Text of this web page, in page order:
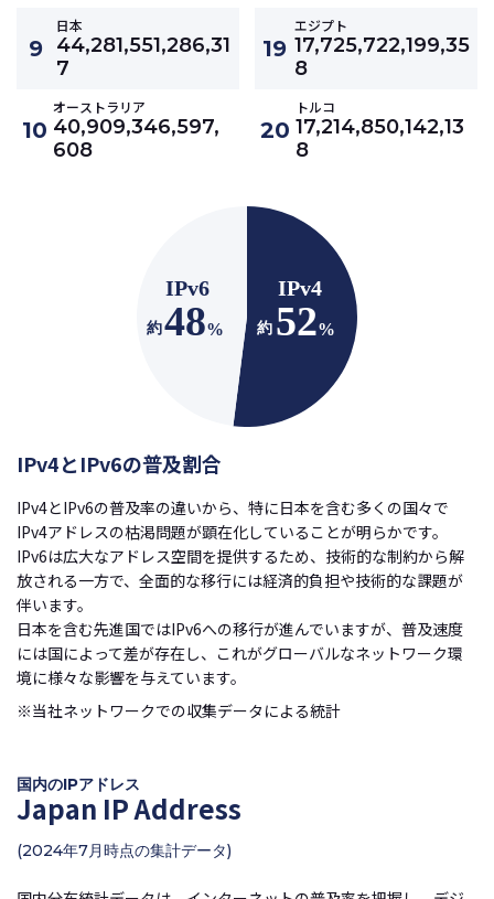
9
日本
44,281,551,286,31
7
10
オーストラリア
40,909,346,597,
608
19
エジプト
17,725,722,199,35
8
20
トルコ
17,214,850,142,13
8
IPv4とIPv6の普及割合
IPv4とIPv6の普及率の違いから、特に日本を含む多くの国々で
IPv4アドレスの枯渇問題が顕在化していることが明らかです。
IPv6は広大なアドレス空間を提供するため、技術的な制約から解
放される一方で、全面的な移行には経済的負担や技術的な課題が
伴います。
日本を含む先進国ではIPv6への移行が進んでいますが、普及速度
には国によって差が存在し、これがグローバルなネットワーク環
境に様々な影響を与えています。
※当社ネットワークでの収集データによる統計
国内のIPアドレス
Japan IP Address
(2024年7月時点の集計データ)